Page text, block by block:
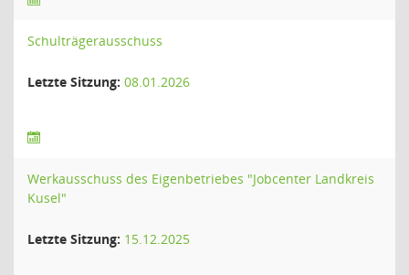
Schulträgerausschuss
Letzte Sitzung: 08.01.2026
Werkausschuss des Eigenbetriebes "Jobcenter Landkreis
Kusel"
Letzte Sitzung: 15.12.2025